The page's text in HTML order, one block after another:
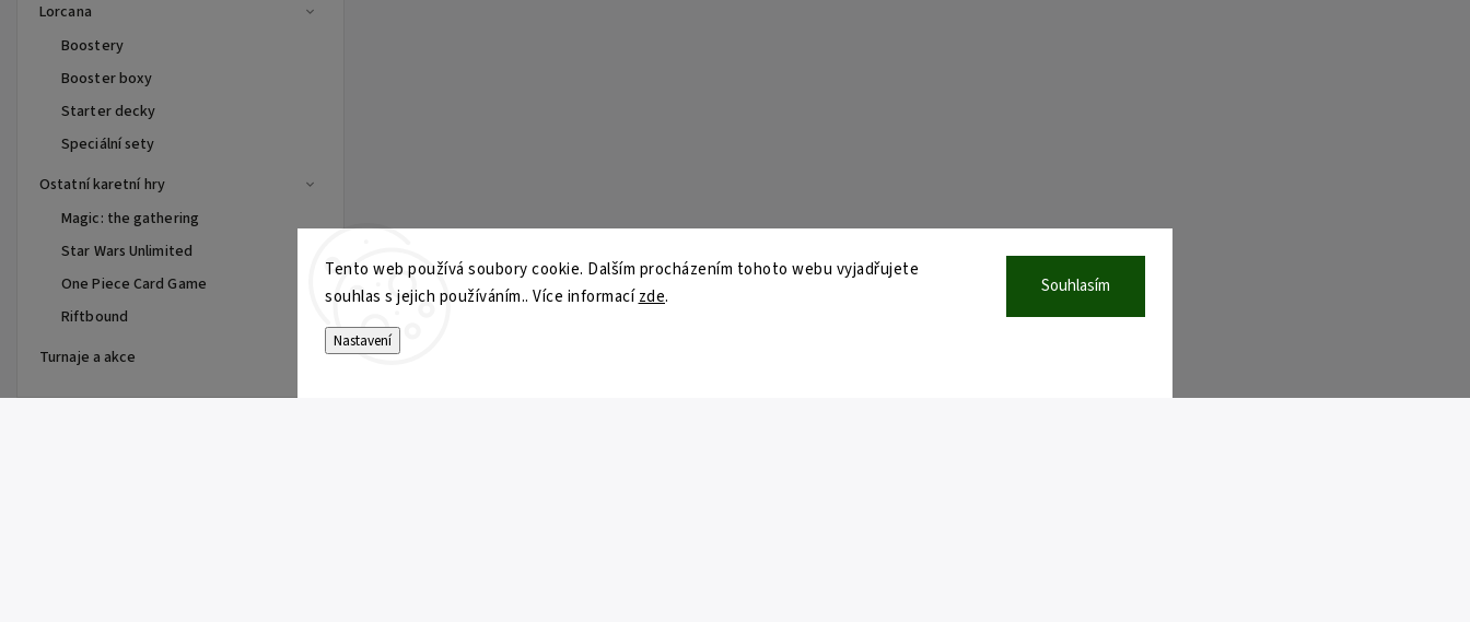
Tento web používá soubory cookie. Dalším procházením tohoto webu vyjadřujete
souhlas s jejich používáním.. Více informacízde.
Nastavení
Souhlasím
Lorcana
Boostery
Booster boxy
Starter decky
Speciální sety
Ostatní karetní hry
Magic: the gathering
Star Wars Unlimited
One Piece Card Game
Riftbound
Turnaje a akce